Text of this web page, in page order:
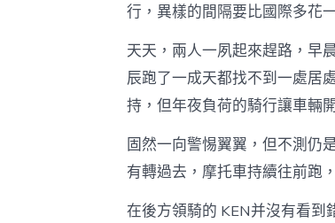
行，異樣的間隔要比國際多花
天天，兩人一夙起來趕路，早
辰跑了一成天都找不到一處居
持，但年夜負荷的騎行讓車輛
固然一向警惕翼翼，但不測
有轉過去，摩托車持續往前跑
在後方領騎的 KEN并沒有看到